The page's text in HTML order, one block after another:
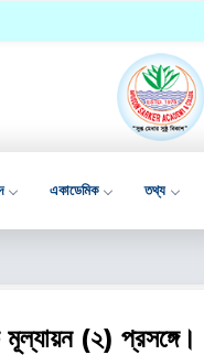
একাডেমিক তথ্য
মূল্যায়ন (২) প্রসঙ্গে।